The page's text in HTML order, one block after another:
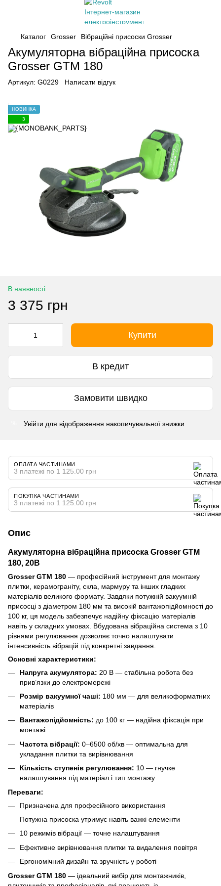
Каталог Grosser Вібраційні присоски Grosser
Акумуляторна вібраційна присоска
Grosser GTM 180
Артикул: G0229 Написати відгук
НОВИНКА
3
В наявності
3 375 грн
Купити
В кредит
Замовити швидко
Увійти для відображення накопичувальної знижки
ОПЛАТА ЧАСТИНАМИ
3 платежі по 1 125.00 грн
ПОКУПКА ЧАСТИНАМИ
3 платежі по 1 125.00 грн
Опис
Акумуляторна вібраційна присоска Grosser GTM
180 , 20В
Grosser GTM 180 — професійний інструмент для монтажу
плитки, керамограніту, скла, мармуру та інших гладких
матеріалів великого формату. Завдяки потужній вакуумній
присосці з діаметром 180 мм та високій вантажопідйомності до
100 кг, ця модель забезпечує надійну фіксацію матеріалів
навіть у складних умовах. Вбудована вібраційна система з 10
рівнями регулювання дозволяє точно налаштувати
інтенсивність вібрацій під конкретні завдання.
Основні характеристики:
Напруга акумулятора: 20 В — стабільна робота без
прив’язки до електромережі
Розмір вакуумної чаші: 180 мм — для великоформатних
матеріалів
Вантажопідйомність: до 100 кг — надійна фіксація при
монтажі
Частота вібрації: 0–6500 об/хв — оптимальна для
укладання плитки та вирівнювання
Кількість ступенів регулювання: 10 — гнучке
налаштування під матеріал і тип монтажу
Переваги:
Призначена для професійного використання
Потужна присоска утримує навіть важкі елементи
10 режимів вібрації — точне налаштування
Ефективне вирівнювання плитки та видалення повітря
Ергономічний дизайн та зручність у роботі
Grosser GTM 180 — ідеальний вибір для монтажників,